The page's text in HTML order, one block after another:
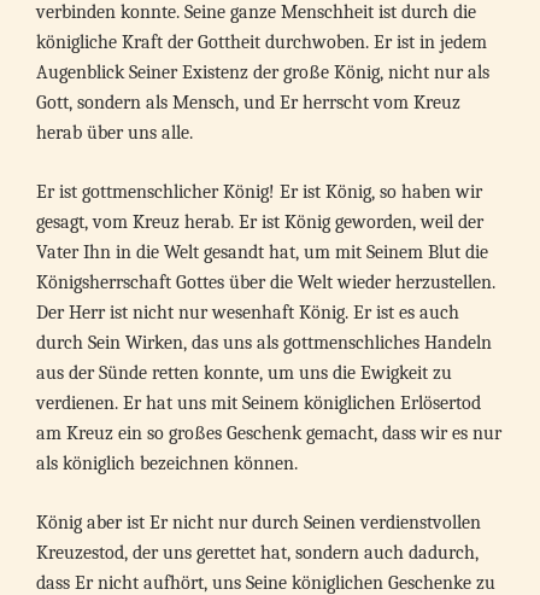
verbinden konnte. Seine ganze Menschheit ist durch die
königliche Kraft der Gottheit durchwoben. Er ist in jedem
Augenblick Seiner Existenz der große König, nicht nur als
Gott, sondern als Mensch, und Er herrscht vom Kreuz
herab über uns alle.
Er ist gottmenschlicher König! Er ist König, so haben wir
gesagt, vom Kreuz herab. Er ist König geworden, weil der
Vater Ihn in die Welt gesandt hat, um mit Seinem Blut die
Königsherrschaft Gottes über die Welt wieder herzustellen.
Der Herr ist nicht nur wesenhaft König. Er ist es auch
durch Sein Wirken, das uns als gottmenschliches Handeln
aus der Sünde retten konnte, um uns die Ewigkeit zu
verdienen. Er hat uns mit Seinem königlichen Erlösertod
am Kreuz ein so großes Geschenk gemacht, dass wir es nur
als königlich bezeichnen können.
König aber ist Er nicht nur durch Seinen verdienstvollen
Kreuzestod, der uns gerettet hat, sondern auch dadurch,
dass Er nicht aufhört, uns Seine königlichen Geschenke zu